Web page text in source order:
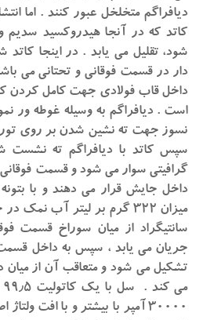
دیافراگم متخلخل عبور کنند . اما
کاتد که در آنجا هیدروکسید
شود، تقلیل می یابد . در اینجا کاتد
دار در قسمت فوقانی و تحتانی می
داخل قاب فولادی جهت کامل کردن
است . دیافراگم به وسیله غوطه ور
نسوز جهت ته نشین شدن بر روی تور
سپس کاتد با دیافراگم ته نشست
گرافیتی سوار می شود و قسمت
داخل جایش قرار می دهند و با
سانتیگراد از میان سوراخ قسمت
جریان می یابد ، سپس به داخل قسمت
تشکیل می شود و متعاقب آن از میان